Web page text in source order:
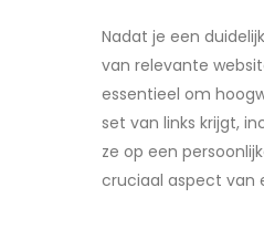
Nadat je een
van relevante
essentieel om
set van links krijgt,
ze op een
cruciaal aspect van